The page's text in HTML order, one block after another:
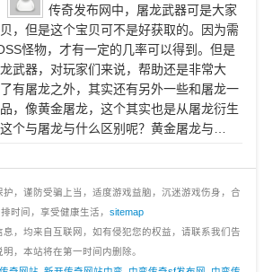
传奇发布网中，屠龙武器可是大家
，但是这个宝贝可不是好获取的。因为需
怪物，才有一定的几率可以得到。但是
武器，对玩家们来说，帮助还是非常大
有屠龙之外，其实还有另外一些和屠龙一
，像黄金屠龙，这个其实也是从屠龙衍生
个与屠龙与什么区别呢？黄金屠龙与…
，谨防受骗上当，适度游戏益脑，沉迷游戏伤身，合
时间，享受健康生活，sitemap
，均来自互联网，如有侵犯您的权益，请联系我们告
明，本站将在第一时间内删除。